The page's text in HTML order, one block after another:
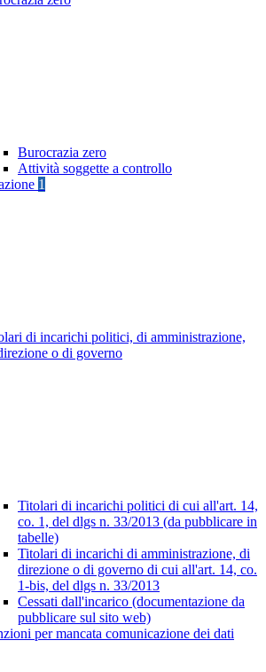
Burocrazia zero
Attività soggette a controllo
1
di incarichi politici, di amministrazione,
o di governo
Titolari di incarichi politici di cui all'art. 14,
co. 1, del dlgs n. 33/2013 (da pubblicare in
tabelle)
Titolari di incarichi di amministrazione, di
direzione o di governo di cui all'art. 14, co.
1-bis, del dlgs n. 33/2013
Cessati dall'incarico (documentazione da
pubblicare sul sito web)
per mancata comunicazione dei dati